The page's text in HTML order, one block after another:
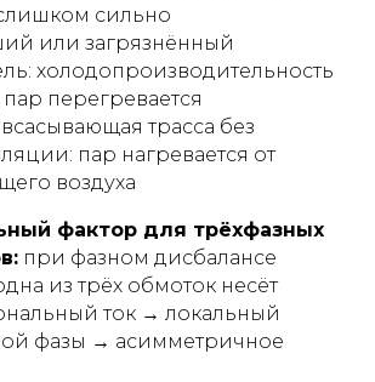
слишком сильно
или загрязнённый
холодопроизводительность
перегревается
трасса без
пар нагревается от
воздуха
фактор для трёхфазных
при фазном дисбалансе
из трёх обмоток несёт
ток → локальный
фазы → асимметричное